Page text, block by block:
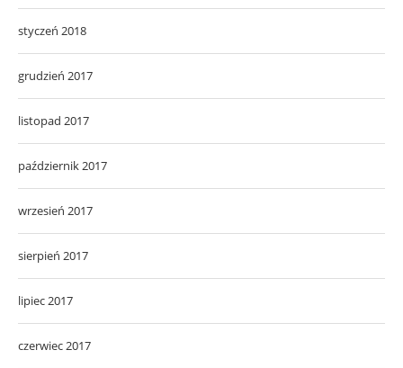
styczeń 2018
grudzień 2017
listopad 2017
październik 2017
wrzesień 2017
sierpień 2017
lipiec 2017
czerwiec 2017